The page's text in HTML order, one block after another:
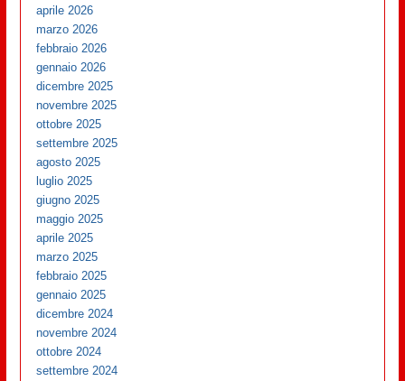
aprile 2026
marzo 2026
febbraio 2026
gennaio 2026
dicembre 2025
novembre 2025
ottobre 2025
settembre 2025
agosto 2025
luglio 2025
giugno 2025
maggio 2025
aprile 2025
marzo 2025
febbraio 2025
gennaio 2025
dicembre 2024
novembre 2024
ottobre 2024
settembre 2024